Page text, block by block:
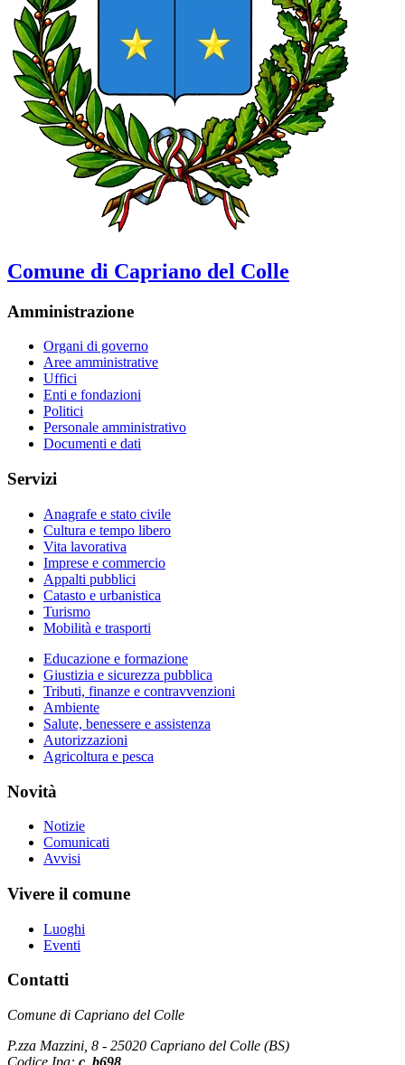
Comune di Capriano del Colle
Amministrazione
Organi di governo
Aree amministrative
Uffici
Enti e fondazioni
Politici
Personale amministrativo
Documenti e dati
Servizi
Anagrafe e stato civile
Cultura e tempo libero
Vita lavorativa
Imprese e commercio
Appalti pubblici
Catasto e urbanistica
Turismo
Mobilità e trasporti
Educazione e formazione
Giustizia e sicurezza pubblica
Tributi, finanze e contravvenzioni
Ambiente
Salute, benessere e assistenza
Autorizzazioni
Agricoltura e pesca
Novità
Notizie
Comunicati
Avvisi
Vivere il comune
Luoghi
Eventi
Contatti
Comune di Capriano del Colle
P.zza Mazzini, 8 - 25020 Capriano del Colle (BS)